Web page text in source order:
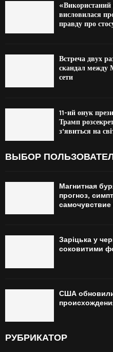
висловилася
правду про
Встреча двух
скандал между
сети
11-ий онук
Трамп
з’явиться на
ВЫБОР
Магнитная
прогноз,
Заріцька у
соковитими
США
РУБРИКАТОР